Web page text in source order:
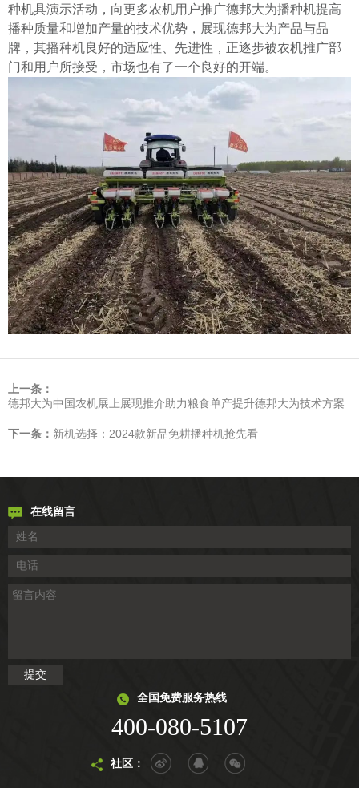
种机具演示活动，向更多农机用户推广德邦大为播种机提高
播种质量和增加产量的技术优势，展现德邦大为产品与品
牌，其播种机良好的适应性、先进性，正逐步被农机推广部
门和用户所接受，市场也有了一个良好的开端。
上一条：
德邦大为中国农机展上展现推介助力粮食单产提升德邦大为技术方案
下一条： 新机选择：2024款新品免耕播种机抢先看
在线留言
全国免费服务热线
400-080-5107
社区：